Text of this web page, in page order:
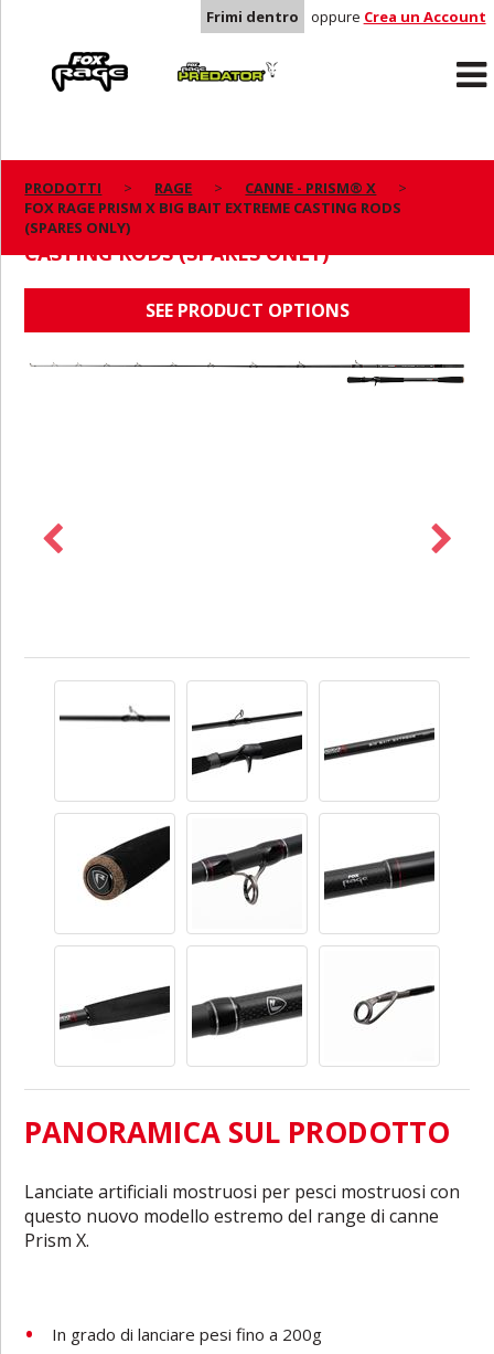
Frimi dentro oppure Crea un Account
Predator
PRODOTTI RAGE
CANNE - PRISM® X
FOX RAGE PRISM X BIG BAIT EXTREME CASTING RODS
(SPARES ONLY)
FOX RAGE PRISM X BIG BAIT EXTREME
CASTING RODS (SPARES ONLY)
SEE PRODUCT OPTIONS
PANORAMICA SUL PRODOTTO
Lanciate artificiali mostruosi per pesci mostruosi con
questo nuovo modello estremo del range di canne
Prism X.
In grado di lanciare pesi fino a 200g